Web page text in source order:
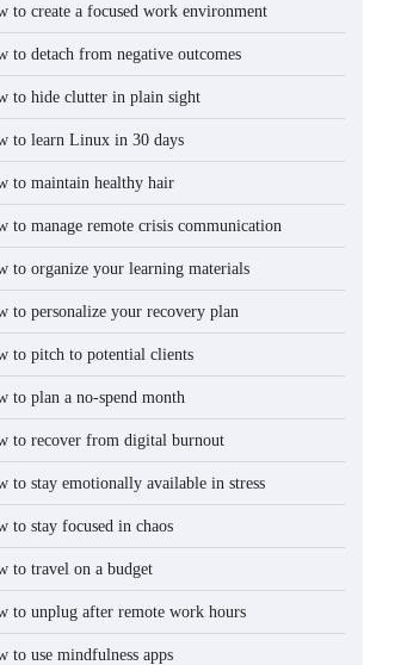
to create a focused work environment
to detach from negative outcomes
to hide clutter in plain sight
to learn Linux in 30 days
to maintain healthy hair
to manage remote crisis communication
to organize your learning materials
to personalize your recovery plan
to pitch to potential clients
to plan a no-spend month
to recover from digital burnout
to stay emotionally available in stress
to stay focused in chaos
to travel on a budget
to unplug after remote work hours
to use mindfulness apps